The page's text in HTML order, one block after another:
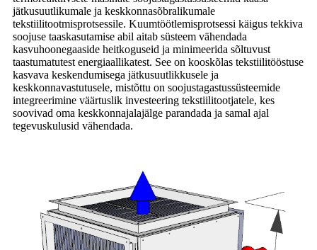
jätkusuutlikumale ja keskkonnasõbralikumale
tekstiilitootmisprotsessile. Kuumtöötlemisprotsessi käigus tekkiva
soojuse taaskasutamise abil aitab süsteem vähendada
kasvuhoonegaaside heitkoguseid ja minimeerida sõltuvust
taastumatutest energiaallikatest. See on kooskõlas tekstiilitööstuse
kasvava keskendumisega jätkusuutlikkusele ja
keskkonnavastutusele, mistõttu on soojustagastussüsteemide
integreerimine väärtuslik investeering tekstiilitootjatele, kes
soovivad oma keskkonnajalajälge parandada ja samal ajal
tegevuskulusid vähendada.